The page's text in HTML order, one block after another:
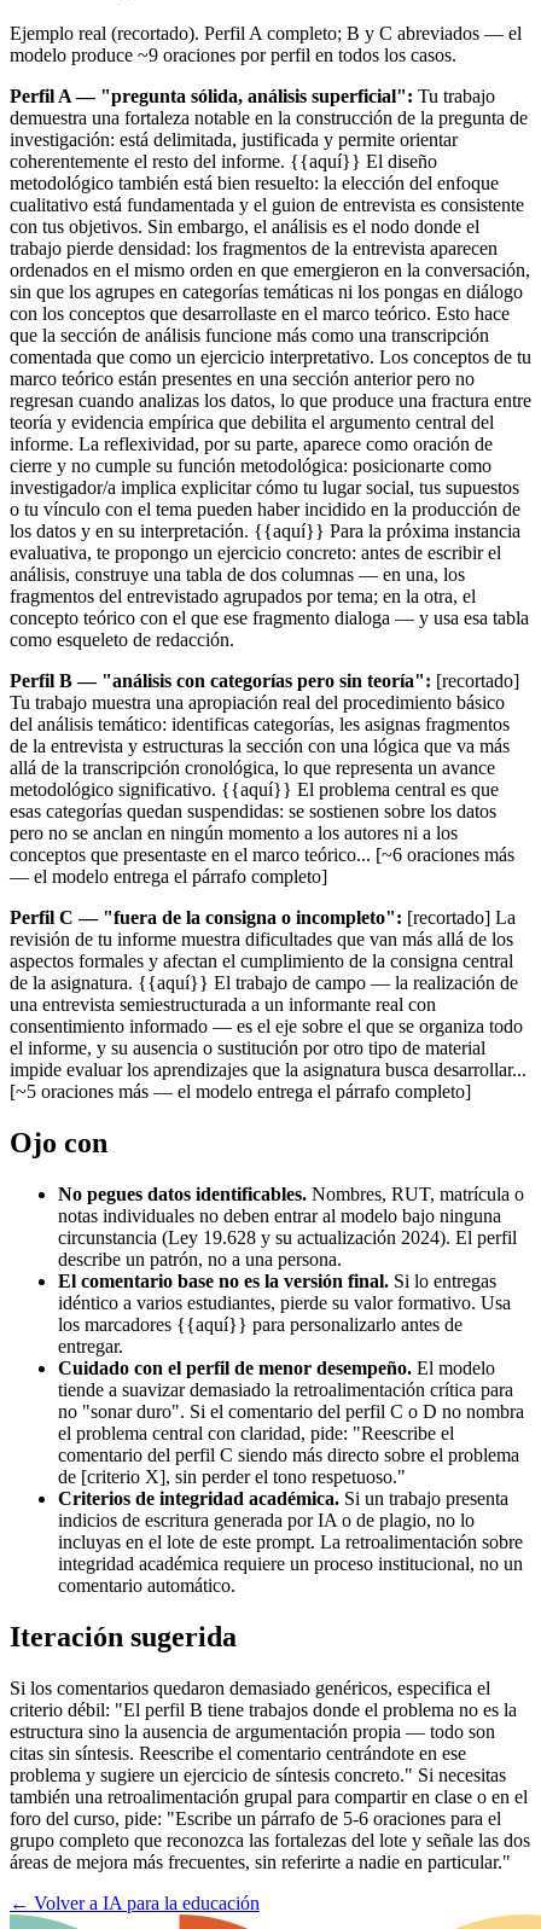
Ejemplo real (recortado). Perfil A completo; B y C abreviados — el
modelo produce ~9 oraciones por perfil en todos los casos.
Perfil A — "pregunta sólida, análisis superficial": Tu trabajo
demuestra una fortaleza notable en la construcción de la pregunta de
investigación: está delimitada, justificada y permite orientar
coherentemente el resto del informe. {{aquí}} El diseño
metodológico también está bien resuelto: la elección del enfoque
cualitativo está fundamentada y el guion de entrevista es consistente
con tus objetivos. Sin embargo, el análisis es el nodo donde el
trabajo pierde densidad: los fragmentos de la entrevista aparecen
ordenados en el mismo orden en que emergieron en la conversación,
sin que los agrupes en categorías temáticas ni los pongas en diálogo
con los conceptos que desarrollaste en el marco teórico. Esto hace
que la sección de análisis funcione más como una transcripción
comentada que como un ejercicio interpretativo. Los conceptos de tu
marco teórico están presentes en una sección anterior pero no
regresan cuando analizas los datos, lo que produce una fractura entre
teoría y evidencia empírica que debilita el argumento central del
informe. La reflexividad, por su parte, aparece como oración de
cierre y no cumple su función metodológica: posicionarte como
investigador/a implica explicitar cómo tu lugar social, tus supuestos
o tu vínculo con el tema pueden haber incidido en la producción de
los datos y en su interpretación. {{aquí}} Para la próxima instancia
evaluativa, te propongo un ejercicio concreto: antes de escribir el
análisis, construye una tabla de dos columnas — en una, los
fragmentos del entrevistado agrupados por tema; en la otra, el
concepto teórico con el que ese fragmento dialoga — y usa esa tabla
como esqueleto de redacción.
Perfil B — "análisis con categorías pero sin teoría": [recortado]
Tu trabajo muestra una apropiación real del procedimiento básico
del análisis temático: identificas categorías, les asignas fragmentos
de la entrevista y estructuras la sección con una lógica que va más
allá de la transcripción cronológica, lo que representa un avance
metodológico significativo. {{aquí}} El problema central es que
esas categorías quedan suspendidas: se sostienen sobre los datos
pero no se anclan en ningún momento a los autores ni a los
conceptos que presentaste en el marco teórico... [~6 oraciones más
— el modelo entrega el párrafo completo]
Perfil C — "fuera de la consigna o incompleto": [recortado] La
revisión de tu informe muestra dificultades que van más allá de los
aspectos formales y afectan el cumplimiento de la consigna central
de la asignatura. {{aquí}} El trabajo de campo — la realización de
una entrevista semiestructurada a un informante real con
consentimiento informado — es el eje sobre el que se organiza todo
el informe, y su ausencia o sustitución por otro tipo de material
impide evaluar los aprendizajes que la asignatura busca desarrollar...
[~5 oraciones más — el modelo entrega el párrafo completo]
Ojo con
No pegues datos identificables. Nombres, RUT, matrícula o
notas individuales no deben entrar al modelo bajo ninguna
circunstancia (Ley 19.628 y su actualización 2024). El perfil
describe un patrón, no a una persona.
El comentario base no es la versión final. Si lo entregas
idéntico a varios estudiantes, pierde su valor formativo. Usa
los marcadores {{aquí}} para personalizarlo antes de
entregar.
Cuidado con el perfil de menor desempeño. El modelo
tiende a suavizar demasiado la retroalimentación crítica para
no "sonar duro". Si el comentario del perfil C o D no nombra
el problema central con claridad, pide: "Reescribe el
comentario del perfil C siendo más directo sobre el problema
de [criterio X], sin perder el tono respetuoso."
Criterios de integridad académica. Si un trabajo presenta
indicios de escritura generada por IA o de plagio, no lo
incluyas en el lote de este prompt. La retroalimentación sobre
integridad académica requiere un proceso institucional, no un
comentario automático.
Iteración sugerida
Si los comentarios quedaron demasiado genéricos, especifica el
criterio débil: "El perfil B tiene trabajos donde el problema no es la
estructura sino la ausencia de argumentación propia — todo son
citas sin síntesis. Reescribe el comentario centrándote en ese
problema y sugiere un ejercicio de síntesis concreto." Si necesitas
también una retroalimentación grupal para compartir en clase o en el
foro del curso, pide: "Escribe un párrafo de 5-6 oraciones para el
grupo completo que reconozca las fortalezas del lote y señale las dos
áreas de mejora más frecuentes, sin referirte a nadie en particular."
← Volver a IA para la educación